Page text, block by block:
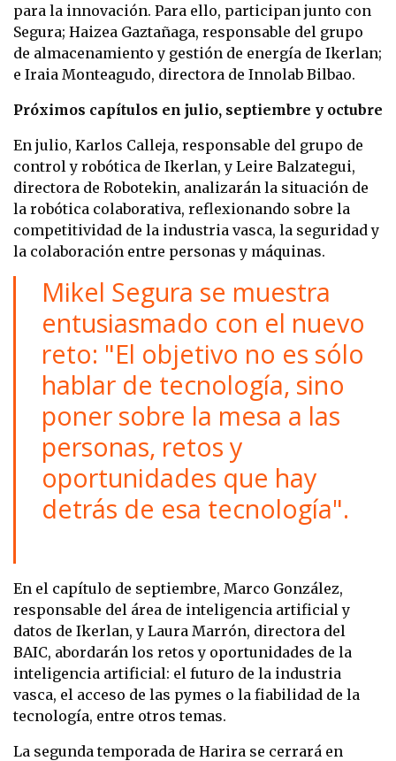
para la innovación. Para ello, participan junto con
Segura; Haizea Gaztañaga, responsable del grupo
de almacenamiento y gestión de energía de Ikerlan;
e Iraia Monteagudo, directora de Innolab Bilbao.
Próximos capítulos en julio, septiembre y octubre
En julio, Karlos Calleja, responsable del grupo de
control y robótica de Ikerlan, y Leire Balzategui,
directora de Robotekin, analizarán la situación de
la robótica colaborativa, reflexionando sobre la
competitividad de la industria vasca, la seguridad y
la colaboración entre personas y máquinas.
Mikel Segura se muestra
entusiasmado con el nuevo
reto: "El objetivo no es sólo
hablar de tecnología, sino
poner sobre la mesa a las
personas, retos y
oportunidades que hay
detrás de esa tecnología".
En el capítulo de septiembre, Marco González,
responsable del área de inteligencia artificial y
datos de Ikerlan, y Laura Marrón, directora del
BAIC, abordarán los retos y oportunidades de la
inteligencia artificial: el futuro de la industria
vasca, el acceso de las pymes o la fiabilidad de la
tecnología, entre otros temas.
La segunda temporada de Harira se cerrará en